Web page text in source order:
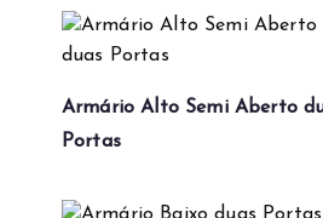
Armário Alto Semi Aberto
Portas